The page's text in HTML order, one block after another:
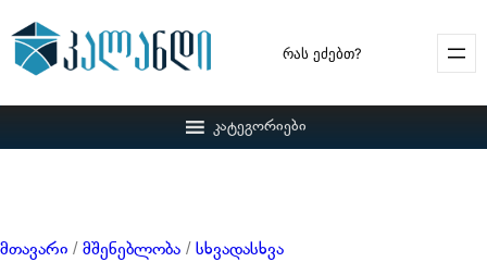
Search
კატეგორიები
მთავარი / მშენებლობა / სხვადასხვა